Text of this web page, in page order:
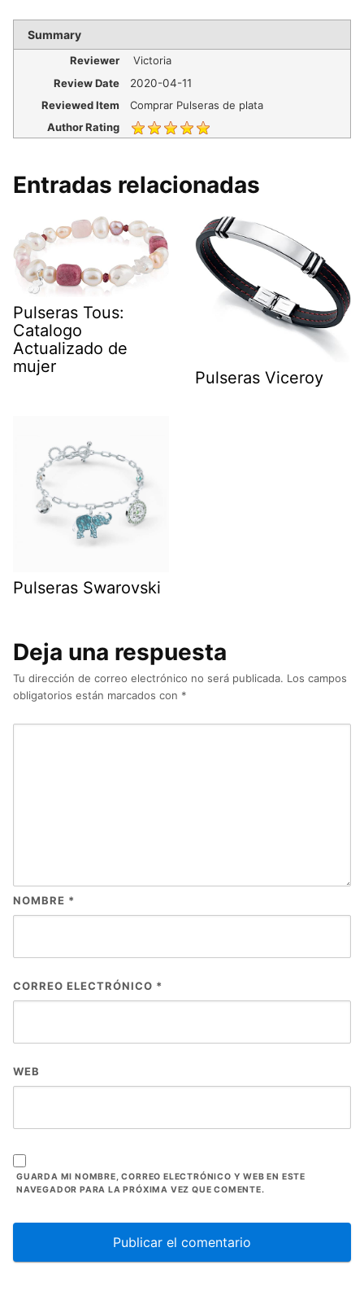
Summary
Reviewer
Victoria
Review Date
2020-04-11
Reviewed Item
Comprar Pulseras de plata
Author Rating
Entradas relacionadas
Pulseras Tous:
Catalogo
Actualizado de
mujer
Pulseras Viceroy
Pulseras Swarovski
Deja una respuesta
Tu dirección de correo electrónico no será publicada. Los campos
obligatorios están marcados con *
NOMBRE *
CORREO ELECTRÓNICO *
WEB
GUARDA MI NOMBRE, CORREO ELECTRÓNICO Y WEB EN ESTE
NAVEGADOR PARA LA PRÓXIMA VEZ QUE COMENTE.